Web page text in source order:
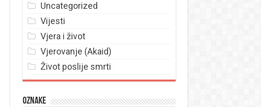
Uncategorized
Vijesti
Vjera i život
Vjerovanje (Akaid)
Život poslije smrti
Oznake